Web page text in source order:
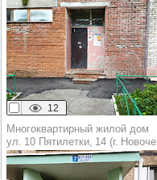
12
Многоквартирный жилой дом
ул. 10 Пятилетки, 14 (г. Новочебоксарск)